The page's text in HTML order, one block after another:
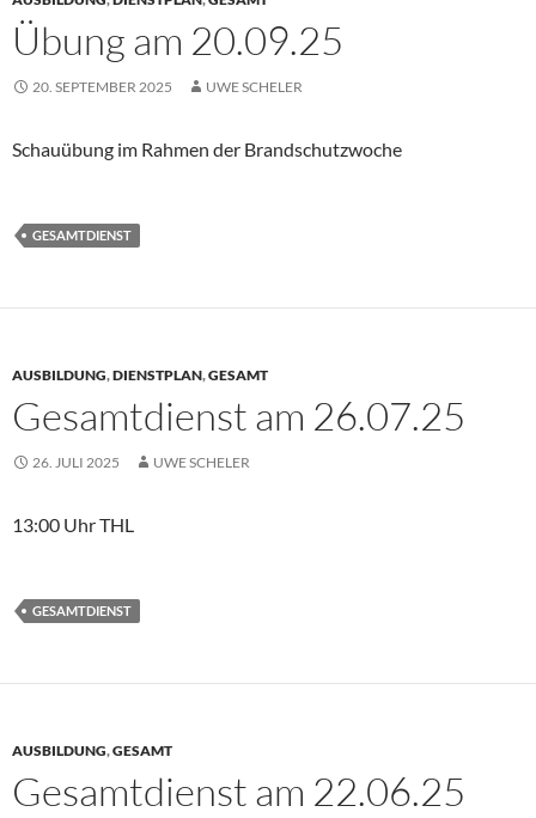
Übung am 20.09.25
20. SEPTEMBER 2025 UWE SCHELER
Schauübung im Rahmen der Brandschutzwoche
GESAMTDIENST
AUSBILDUNG,DIENSTPLAN,GESAMT
Gesamtdienst am 26.07.25
26. JULI 2025 UWE SCHELER
13:00 Uhr THL
GESAMTDIENST
AUSBILDUNG,GESAMT
Gesamtdienst am 22.06.25